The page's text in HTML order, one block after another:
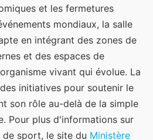
et les fermetures
mondiaux, la salle
en intégrant des zones de
et des espaces de
vivant qui évolue. La
initiatives pour soutenir le
son rôle au-delà de la simple
Pour plus d'informations sur
de sport, le site du Ministère